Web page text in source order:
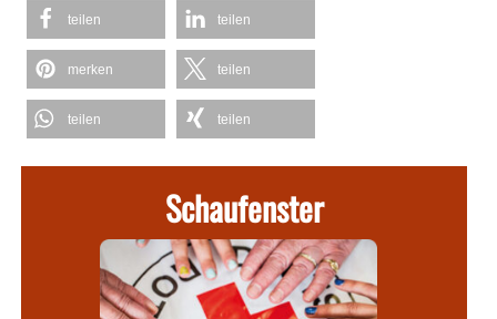
teilen teilen
merken teilen
teilen teilen
Schaufenster